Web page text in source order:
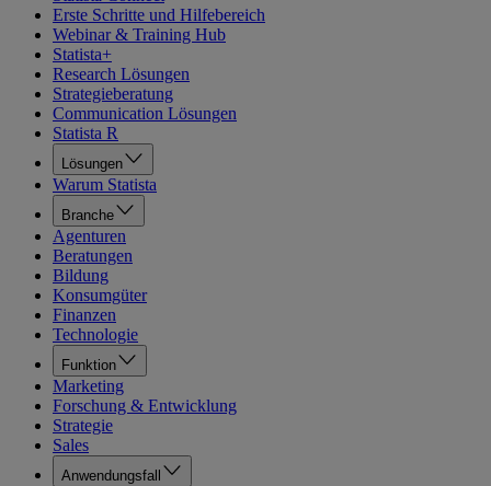
Erste Schritte und Hilfebereich
Webinar & Training Hub
Statista+
Research Lösungen
Strategieberatung
Communication Lösungen
Statista R
Lösungen
Warum Statista
Branche
Agenturen
Beratungen
Bildung
Konsumgüter
Finanzen
Technologie
Funktion
Marketing
Forschung & Entwicklung
Strategie
Sales
Anwendungsfall